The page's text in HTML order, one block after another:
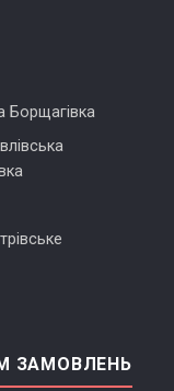
Борщагівка
ЗАМОВЛЕНЬ